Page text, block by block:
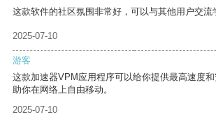
这款软件的社区氛围非常好，可以与其他用户交流
2025-07-10
游客
这款加速器VPM应用程序可以给你提供最高速度
助你在网络上自由移动。
2025-07-10